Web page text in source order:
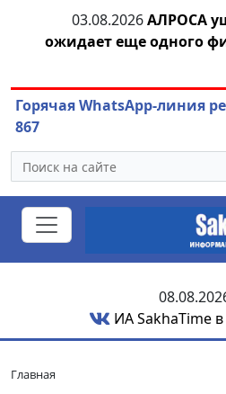
03.08.2026АЛРОСА
ожидает еще одного
Горячая WhatsApp-линия
867
ИА SakhaTime
Главная